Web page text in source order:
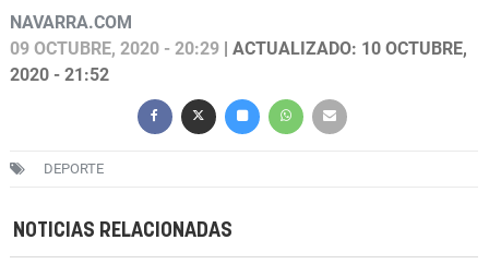
NAVARRA.COM
09 OCTUBRE, 2020 - 20:29 | ACTUALIZADO: 10 OCTUBRE,
2020 - 21:52
DEPORTE
NOTICIAS RELACIONADAS